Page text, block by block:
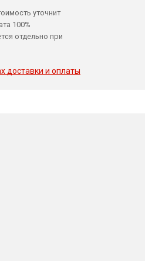
уточнит
100%
отдельно при
доставки и оплаты